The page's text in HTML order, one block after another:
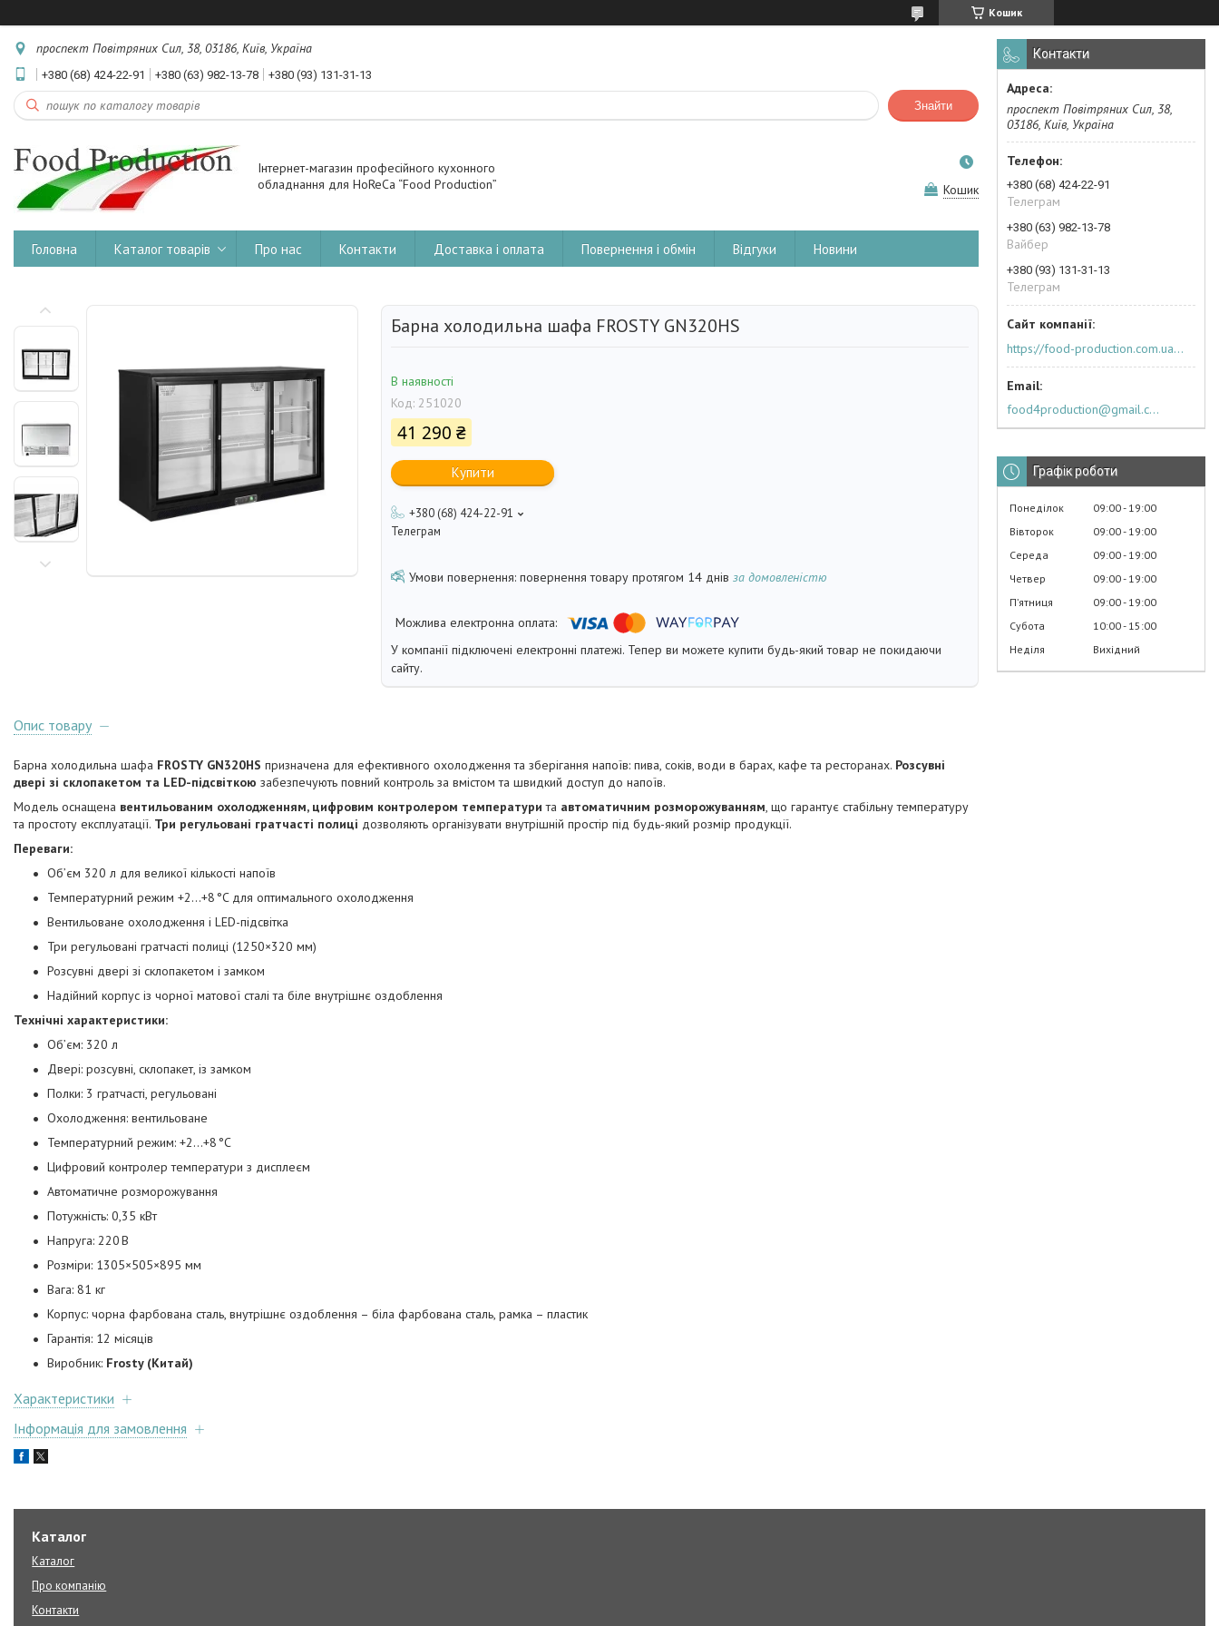
Кошик
проспект Повітряних Сил, 38, 03186, Київ, Україна
+380 (68) 424-22-91 +380 (63) 982-13-78 +380 (93) 131-31-13
Знайти
Інтернет-магазин професійного кухонного
обладнання для HoReCa “Food Production”
Кошик
Головна Каталог товарів Про нас Контакти Доставка і оплата Повернення і обмін Відгуки Новини
Барна холодильна шафа FROSTY GN320HS
В наявності
Код: 251020
41 290 ₴
Купити
+380 (68) 424-22-91
Телеграм
повернення товару протягом 14 днів за домовленістю
У компанії підключені електронні платежі. Тепер ви можете купити будь-який товар не покидаючи
сайту.
Опис товару
Барна холодильна шафа FROSTY GN320HS призначена для ефективного охолодження та зберігання напоїв: пива, соків, води в барах, кафе та ресторанах. Розсувні
двері зі склопакетом та LED-підсвіткою забезпечують повний контроль за вмістом та швидкий доступ до напоїв.
Модель оснащена вентильованим охолодженням, цифровим контролером температури та автоматичним розморожуванням, що гарантує стабільну температуру
та простоту експлуатації. Три регульовані гратчасті полиці дозволяють організувати внутрішній простір під будь-який розмір продукції.
Переваги:
Об’єм 320 л для великої кількості напоїв
Температурний режим +2…+8 °C для оптимального охолодження
Вентильоване охолодження і LED-підсвітка
Три регульовані гратчасті полиці (1250×320 мм)
Розсувні двері зі склопакетом і замком
Надійний корпус із чорної матової сталі та біле внутрішнє оздоблення
Технічні характеристики:
Об’єм: 320 л
Двері: розсувні, склопакет, із замком
Полки: 3 гратчасті, регульовані
Охолодження: вентильоване
Температурний режим: +2…+8 °C
Цифровий контролер температури з дисплеєм
Автоматичне розморожування
Потужність: 0,35 кВт
Напруга: 220 В
Розміри: 1305×505×895 мм
Вага: 81 кг
Корпус: чорна фарбована сталь, внутрішнє оздоблення – біла фарбована сталь, рамка – пластик
Гарантія: 12 місяців
Виробник: Frosty (Китай)
Характеристики
Інформація для замовлення
Контакти
проспект Повітряних Сил, 38,
03186, Київ, Україна
+380 (68) 424-22-91
Телеграм
+380 (63) 982-13-78
Вайбер
+380 (93) 131-31-13
Телеграм
https://food-production.com.ua/ua/
food4production@gmail.com
Графік роботи
Понеділок 09:00 19:00
Вівторок
09:00 19:00
Середа
09:00 19:00
Четвер
09:00 19:00
Пʼятниця
09:00 19:00
Субота
10:00 15:00
Неділя
Вихідний
Каталог
Каталог
Про компанію
Контакти